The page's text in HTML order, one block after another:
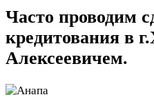
Часто проводим
кредитования в
Алексеевичем.